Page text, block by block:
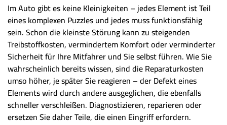
Im Auto gibt es keine Kleinigkeiten – jedes Element ist Teil
eines komplexen Puzzles und jedes muss funktionsfähig
sein. Schon die kleinste Störung kann zu steigenden
Treibstoffkosten, vermindertem Komfort oder verminderter
Sicherheit für Ihre Mitfahrer und Sie selbst führen. Wie Sie
wahrscheinlich bereits wissen, sind die Reparaturkosten
umso höher, je später Sie reagieren – der Defekt eines
Elements wird durch andere ausgeglichen, die ebenfalls
schneller verschleißen. Diagnostizieren, reparieren oder
ersetzen Sie daher Teile, die einen Eingriff erfordern.